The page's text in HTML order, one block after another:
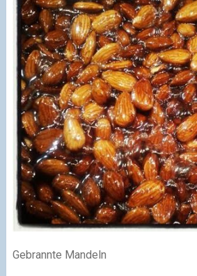
Gebrannte Mandeln